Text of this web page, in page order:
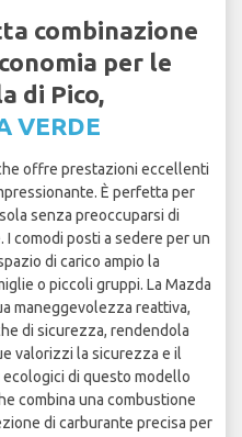
combinazione
per le
di Pico,
VERDE
offre prestazioni eccellenti
È perfetta per
senza preoccuparsi di
comodi posti a sedere per un
di carico ampio la
o piccoli gruppi. La Mazda
maneggevolezza reattiva,
di sicurezza, rendendola
valorizzi la sicurezza e il
di questo modello
combina una combustione
di carburante precisa per